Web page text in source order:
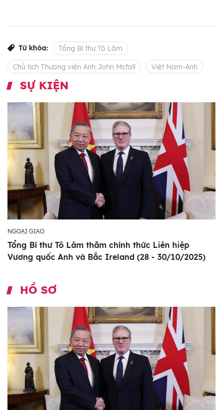
Từ khóa: Tổng Bí thư Tô Lâm
Chủ tịch Thượng viện Anh John Mcfall Việt Nam-Anh
SỰ KIỆN
NGOẠI GIAO
Tổng Bí thư Tô Lâm thăm chính thức Liên hiệp
Vương quốc Anh và Bắc Ireland (28 - 30/10/2025)
HỒ SƠ